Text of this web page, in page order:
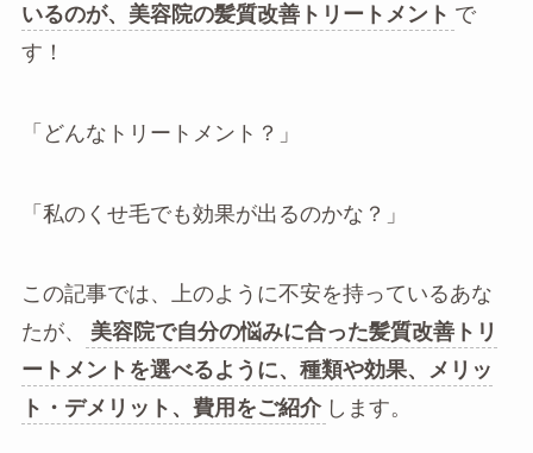
いるのが、美容院の髪質改善トリートメント で
す！
「どんなトリートメント？」
「私のくせ毛でも効果が出るのかな？」
この記事では、上のように不安を持っているあな
たが、
美容院で自分の悩みに合った髪質改善トリ
ートメントを選べるように、種類や効果、メリッ
ト・デメリット、費用をご紹介 します。